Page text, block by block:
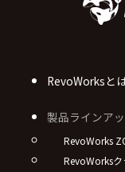
RevoWorksと
製品ラインア
RevoWorks
RevoWorksク